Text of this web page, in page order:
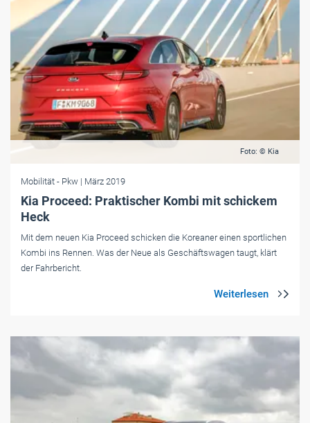
Foto: © Kia
Mobilität - Pkw | März 2019
Kia Proceed: Praktischer Kombi mit schickem
Heck
Mit dem neuen Kia Proceed schicken die Koreaner einen sportlichen
Kombi ins Rennen. Was der Neue als Geschäftswagen taugt, klärt
der Fahrbericht.